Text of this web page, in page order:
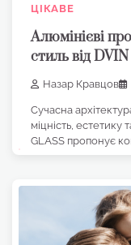
ЦІКАВЕ
Алюмінієві
стиль від
Назар Кравцов
Сучасна
міцність, естетику
GLASS пропонує